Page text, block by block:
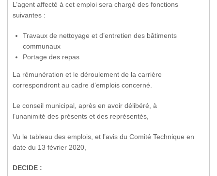
L’agent affecté à cet emploi sera chargé des fonctions
suivantes :
Travaux de nettoyage et d’entretien des bâtiments
communaux
Portage des repas
La rémunération et le déroulement de la carrière
correspondront au cadre d’emplois concerné.
Le conseil municipal après en avoir délibéré, à
l’unanimité des présents et des représentés,
Vu le tableau des emplois, et l’avis du Comité Technique en
date du 13 février 2020,
DECIDE :